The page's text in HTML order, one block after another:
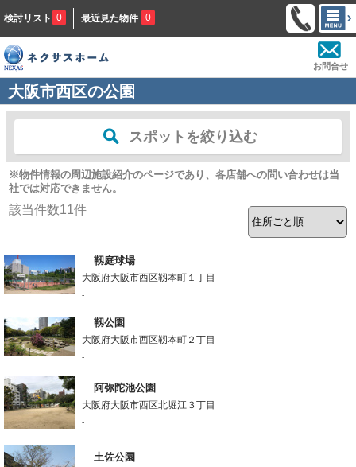
検討リスト 0 最近見た物件 0
お問合せ
大阪市西区の公園
スポットを絞り込む
※物件情報の周辺施設紹介のページであり、各店舗への問い合わせは当
社では対応できません。
該当件数11件
靱庭球場
大阪府大阪市西区靱本町１丁目
-
靱公園
大阪府大阪市西区靱本町２丁目
-
阿弥陀池公園
大阪府大阪市西区北堀江３丁目
-
土佐公園